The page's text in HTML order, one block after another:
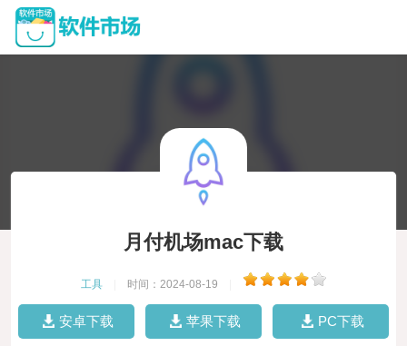
月付机场mac下载
工具 时间：2024-08-19
安卓下载 苹果下载 PC下载